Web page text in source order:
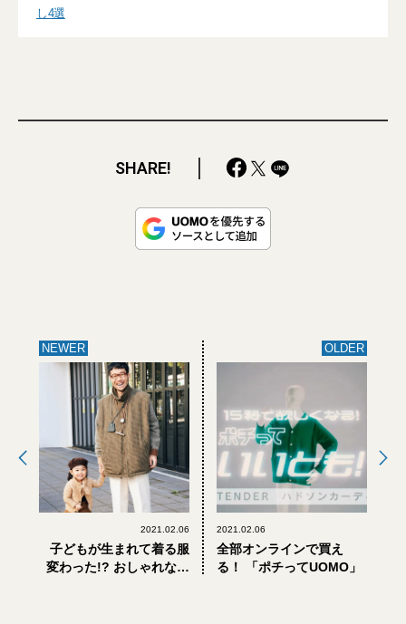
し4選
SHARE!
NEWER
2021.02.06
子どもが生まれて着る服
変わった!? おしゃれな大
OLDER
2021.02.06
全部オンラインで買え
る！ 「ポチってUOMO」